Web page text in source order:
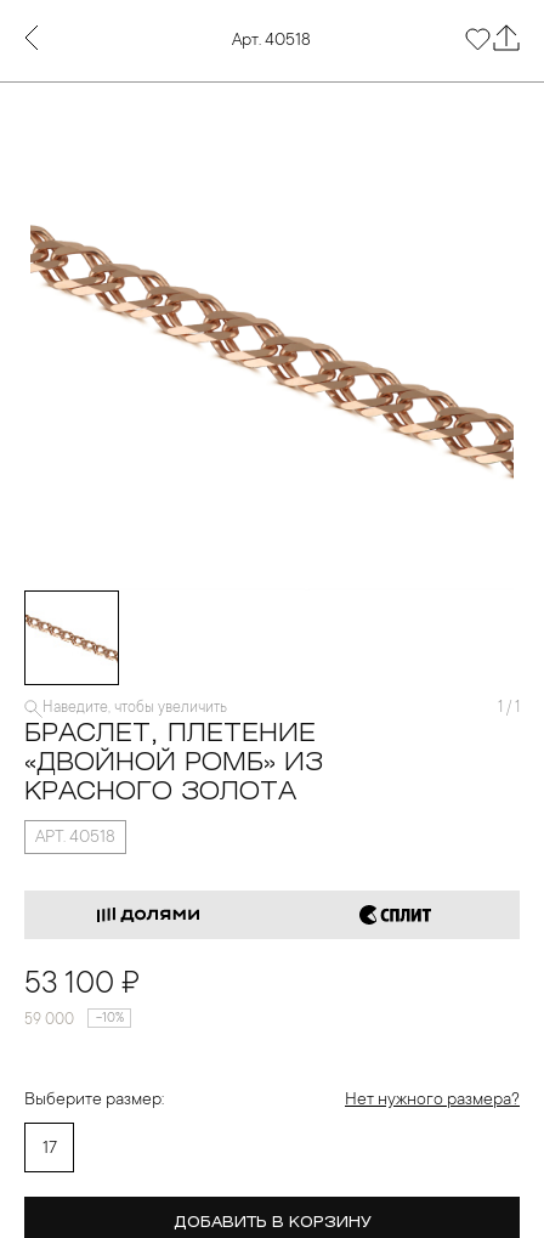
Арт. 40518
Наведите, чтобы увеличить 1 / 1
БРАСЛЕТ, ПЛЕТЕНИЕ
«ДВОЙНОЙ РОМБ» ИЗ
КРАСНОГО ЗОЛОТА
АРТ. 40518
53 100 ₽
59 000 -10%
Выберите размер: Нет нужного размера?
17
ДОБАВИТЬ В КОРЗИНУ